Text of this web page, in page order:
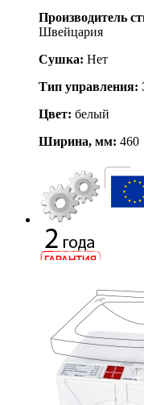
Производитель
Швейцария
Сушка: Нет
Тип управления:
Цвет: белый
Ширина, мм: 460